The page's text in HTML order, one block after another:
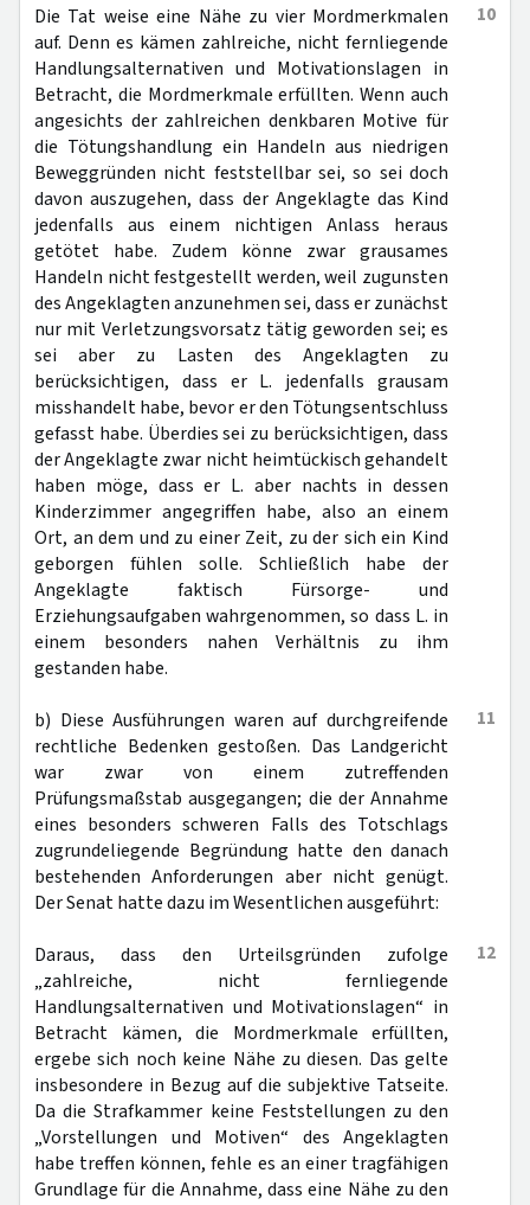
10
Die Tat weise eine Nähe zu vier Mordmerkmalen
auf. Denn es kämen zahlreiche, nicht fernliegende
Handlungsalternativen und Motivationslagen in
Betracht, die Mordmerkmale erfüllten. Wenn auch
angesichts der zahlreichen denkbaren Motive für
die Tötungshandlung ein Handeln aus niedrigen
Beweggründen nicht feststellbar sei, so sei doch
davon auszugehen, dass der Angeklagte das Kind
jedenfalls aus einem nichtigen Anlass heraus
getötet habe. Zudem könne zwar grausames
Handeln nicht festgestellt werden, weil zugunsten
des Angeklagten anzunehmen sei, dass er zunächst
nur mit Verletzungsvorsatz tätig geworden sei; es
sei aber zu Lasten des Angeklagten zu
berücksichtigen, dass er L. jedenfalls grausam
misshandelt habe, bevor er den Tötungsentschluss
gefasst habe. Überdies sei zu berücksichtigen, dass
der Angeklagte zwar nicht heimtückisch gehandelt
haben möge, dass er L. aber nachts in dessen
Kinderzimmer angegriffen habe, also an einem
Ort, an dem und zu einer Zeit, zu der sich ein Kind
geborgen fühlen solle. Schließlich habe der
Angeklagte faktisch Fürsorge- und
Erziehungsaufgaben wahrgenommen, so dass L. in
einem besonders nahen Verhältnis zu ihm
gestanden habe.
11
b) Diese Ausführungen waren auf durchgreifende
rechtliche Bedenken gestoßen. Das Landgericht
war zwar von einem zutreffenden
Prüfungsmaßstab ausgegangen; die der Annahme
eines besonders schweren Falls des Totschlags
zugrundeliegende Begründung hatte den danach
bestehenden Anforderungen aber nicht genügt.
Der Senat hatte dazu im Wesentlichen ausgeführt:
12
Daraus, dass den Urteilsgründen zufolge
„zahlreiche, nicht fernliegende
Handlungsalternativen und Motivationslagen“ in
Betracht kämen, die Mordmerkmale erfüllten,
ergebe sich noch keine Nähe zu diesen. Das gelte
insbesondere in Bezug auf die subjektive Tatseite.
Da die Strafkammer keine Feststellungen zu den
„Vorstellungen und Motiven“ des Angeklagten
habe treffen können, fehle es an einer tragfähigen
Grundlage für die Annahme, dass eine Nähe zu den